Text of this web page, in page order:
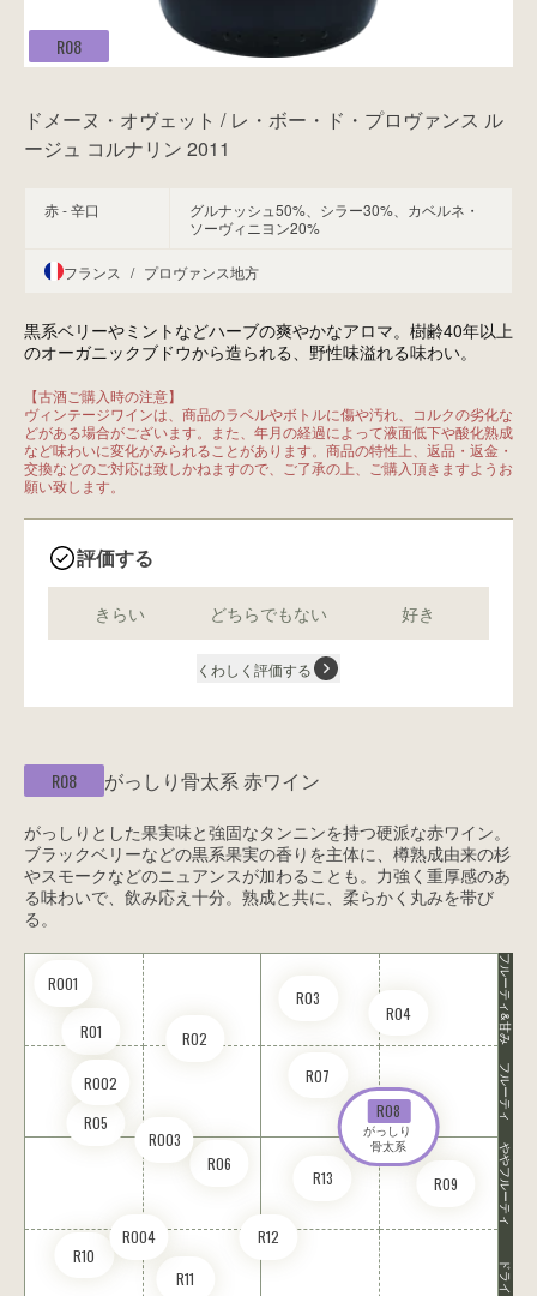
R08
ドメーヌ・オヴェット / レ・ボー・ド・プロヴァンス ル
ージュ コルナリン 2011
赤 - 辛口
グルナッシュ50%、シラー30%、カベルネ・
ソーヴィニヨン20%
フランス / プロヴァンス地方
黒系ベリーやミントなどハーブの爽やかなアロマ。樹齢40年以上
のオーガニックブドウから造られる、野性味溢れる味わい。
【古酒ご購入時の注意】
ヴィンテージワインは、商品のラベルやボトルに傷や汚れ、コルクの劣化な
どがある場合がございます。また、年月の経過によって液面低下や酸化熟成
など味わいに変化がみられることがあります。商品の特性上、返品・返金・
交換などのご対応は致しかねますので、ご了承の上、ご購入頂きますようお
願い致します。
評価する
きらい どちらでもない 好き
くわしく評価する
R08 がっしり骨太系 赤ワイン
がっしりとした果実味と強固なタンニンを持つ硬派な赤ワイン。
ブラックベリーなどの黒系果実の香りを主体に、樽熟成由来の杉
やスモークなどのニュアンスが加わることも。力強く重厚感のあ
る味わいで、飲み応え十分。熟成と共に、柔らかく丸みを帯び
る。
R01 R02
R03
R04
R05
R06
R07
R08
がっしり
骨太系
R09
R10
R11
R12
R13
RO01
RO02
RO03
RO04
フルーティ&甘み
フルーティ
ややフルーティ
ドライ